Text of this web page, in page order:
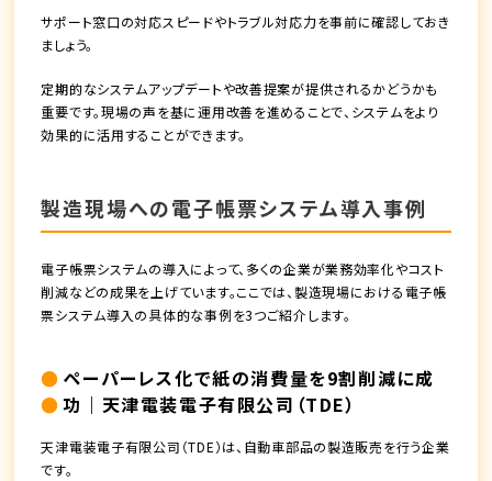
サポート窓口の対応スピードやトラブル対応力を事前に確認しておき
ましょう。
定期的なシステムアップデートや改善提案が提供されるかどうかも
重要です。現場の声を基に運用改善を進めることで、システムをより
効果的に活用することができます。
製造現場への電子帳票システム導入事例
電子帳票システムの導入によって、多くの企業が業務効率化やコスト
削減などの成果を上げています。ここでは、製造現場における電子帳
票システム導入の具体的な事例を3つご紹介します。
ペーパーレス化で紙の消費量を9割削減に成
功｜天津電装電子有限公司（TDE）
天津電装電子有限公司（TDE）は、自動車部品の製造販売を行う企業
です。